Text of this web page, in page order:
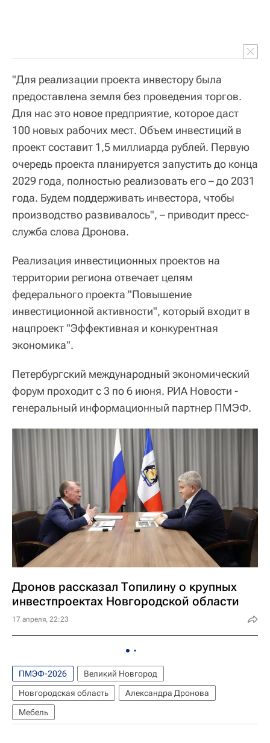
"Для реализации проекта инвестору была
предоставлена земля без проведения торгов.
Для нас это новое предприятие, которое даст
100 новых рабочих мест. Объем инвестиций в
проект составит 1,5 миллиарда рублей. Первую
очередь проекта планируется запустить до конца
2029 года, полностью реализовать его – до 2031
года. Будем поддерживать инвестора, чтобы
производство развивалось", – приводит пресс-
служба слова Дронова.
Реализация инвестиционных проектов на
территории региона отвечает целям
федерального проекта "Повышение
инвестиционной активности", который входит в
нацпроект "Эффективная и конкурентная
экономика".
Петербургский международный экономический
форум проходит с 3 по 6 июня. РИА Новости -
генеральный информационный партнер ПМЭФ.
Дронов рассказал Топилину о крупных
инвестпроектах Новгородской области
17 апреля, 22:23
ПМЭФ-2026
Великий Новгород
Новгородская область
Александра Дронова
Мебель